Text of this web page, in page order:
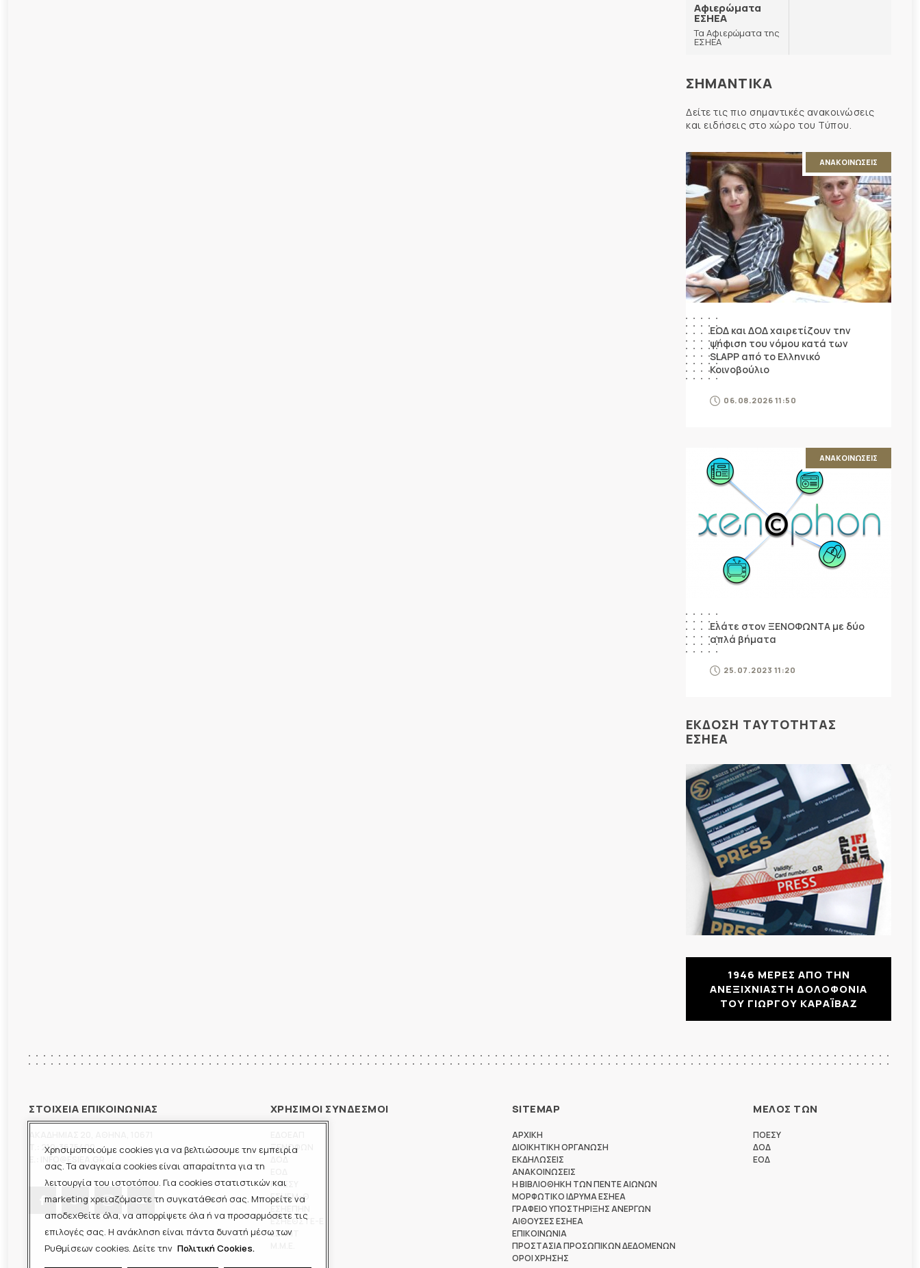
Χρησιμοποιούμε cookies για να βελτιώσουμε την εμπειρία
σας. Τα αναγκαία cookies είναι απαραίτητα για τη
λειτουργία του ιστοτόπου. Για cookies στατιστικών και
marketing χρειαζόμαστε τη συγκατάθεσή σας. Μπορείτε να
αποδεχθείτε όλα, να απορρίψετε όλα ή να προσαρμόσετε τις
επιλογές σας. Η ανάκληση είναι πάντα δυνατή μέσω των
Ρυθμίσεων cookies. Δείτε την Πολιτική Cookies.
Αφιερώματα
ΕΣΗΕΑ
Τα Αφιερώματα της
ΕΣΗΕΑ
ΣΗΜΑΝΤΙΚΑ
Δείτε τις πιο σημαντικές ανακοινώσεις
και ειδήσεις στο χώρο του Τύπου.
ΑΝΑΚΟΙΝΩΣΕΙΣ
ΕΟΔ και ΔΟΔ χαιρετίζουν την
ψήφιση του νόμου κατά των
SLAPP από το Ελληνικό
Κοινοβούλιο
06.08.2026 11:50
ΑΝΑΚΟΙΝΩΣΕΙΣ
Ελάτε στον ΞΕΝΟΦΩΝΤΑ με δύο
απλά βήματα
25.07.2023 11:20
ΕΚΔΟΣΗ ΤΑΥΤΟΤΗΤΑΣ
ΕΣΗΕΑ
1946 ΜΕΡΕΣ ΑΠΟ ΤΗΝ
ΑΝΕΞΙΧΝΙΑΣΤΗ ΔΟΛΟΦΟΝΙΑ
ΤΟΥ ΓΙΩΡΓΟΥ ΚΑΡΑΪΒΑΖ
ΣΤΟΙΧΕΙΑ ΕΠΙΚΟΙΝΩΝΙΑΣ
210-3675400
ΧΡΗΣΙΜΟΙ ΣΥΝΔΕΣΜΟΙ
ΞΕΝΟΦΩΝ
ΠΟΕΣΥ
ΕΣΗΕΜ-Θ
ΕΣΗΕΘΣΤΕ-Ε
ΕΣΠΗΤ
SITEMAP
ΑΡΧΙΚΗ
ΔΙΟΙΚΗΤΙΚΗ ΟΡΓΑΝΩΣΗ
ΕΚΔΗΛΩΣΕΙΣ
ΑΝΑΚΟΙΝΩΣΕΙΣ
Η ΒΙΒΛΙΟΘΗΚΗ ΤΩΝ ΠΕΝΤΕ ΑΙΩΝΩΝ
ΜΟΡΦΩΤΙΚΟ ΙΔΡΥΜΑ ΕΣΗΕΑ
ΓΡΑΦΕΙΟ ΥΠΟΣΤΗΡΙΞΗΣ ΑΝΕΡΓΩΝ
ΑΙΘΟΥΣΕΣ ΕΣΗΕΑ
ΕΠΙΚΟΙΝΩΝΙΑ
ΠΡΟΣΤΑΣΙΑ ΠΡΟΣΩΠΙΚΩΝ ΔΕΔΟΜΕΝΩΝ
ΟΡΟΙ ΧΡΗΣΗΣ
ΜΕΛΟΣ ΤΩΝ
ΠΟΕΣΥ
ΔΟΔ
ΕΟΔ